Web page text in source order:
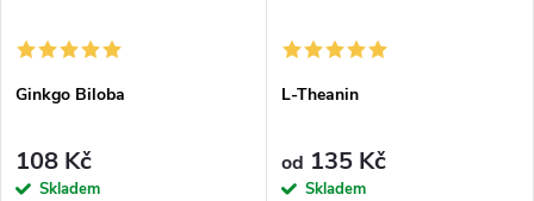
Ginkgo Biloba
108 Kč
Skladem
L-Theanin
od 135 Kč
Skladem